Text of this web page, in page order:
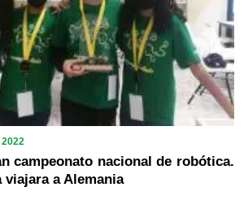
campeonato nacional de robótica.
viajara a Alemania